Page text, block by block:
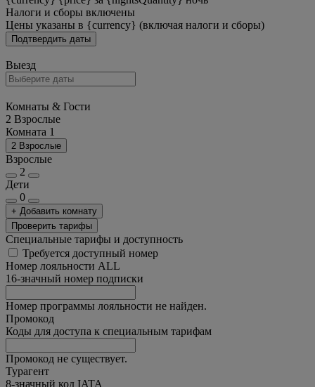
Налоги и сборы включены
Цены указаны в {currency} (включая налоги и сборы)
Подтвердить даты
Выезд
Комнаты & Гости
2 Взрослые
Комната 1
2 Взрослые
Взрослые
2
Дети
0
+ Добавить комнату
Проверить тарифы
Специальные тарифы и доступность
Требуется доступный номер
Номер лояльности ALL
16-значный номер подписки
Номер программы лояльности не найден.
Промокод
Коды для доступа к специальным тарифам
Промокод не существует.
Турагент
8-значный код IATA